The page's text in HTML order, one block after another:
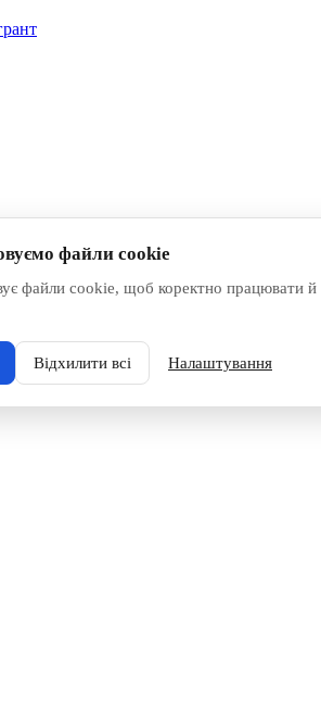
файли cookie
файли cookie, щоб коректно працювати
Відхилити всі Налаштування